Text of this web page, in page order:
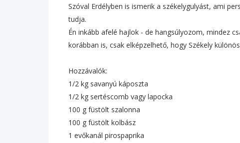
Szóval Erdélyben is ismerik a székelygulyást, ami
tudja.
Én inkább afelé hajlok - de hangsúlyozom, mindez
korábban is, csak elképzelhető, hogy Székely
Hozzávalók:
1/2 kg savanyú káposzta
1/2 kg sertéscomb vagy lapocka
100 g füstölt szalonna
100 g füstölt kolbász
1 evőkanál pirospaprika